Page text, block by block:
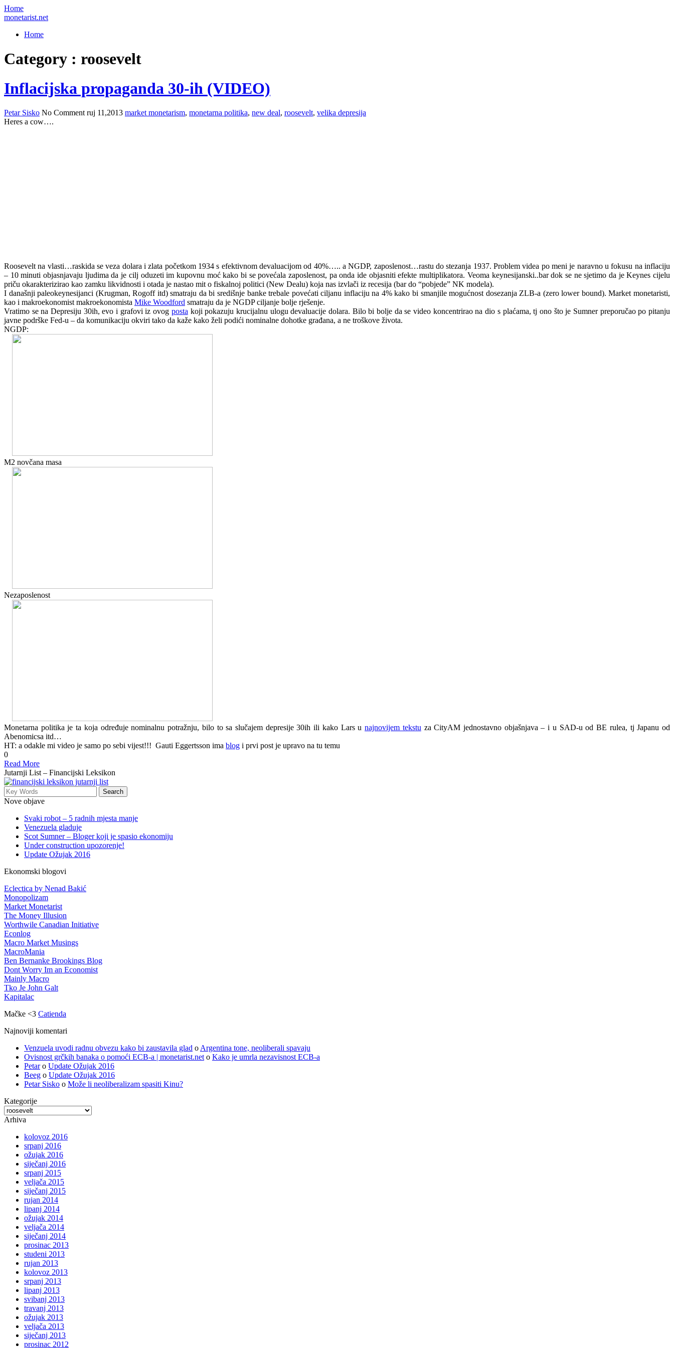
Home
monetarist.net
Home
Category : roosevelt
Inflacijska propaganda 30-ih (VIDEO)
Petar Sisko No Comment ruj 11,2013 market monetarism, monetarna politika, new deal, roosevelt, velika depresija
Heres a cow….
Roosevelt na vlasti…raskida se veza dolara i zlata početkom 1934 s efektivnom devaluacijom od 40%….. a NGDP, zaposlenost…rastu do stezanja 1937. Problem videa po meni je naravno u fokusu na inflaciju
– 10 minuti objasnjavaju ljudima da je cilj oduzeti im kupovnu moć kako bi se povećala zaposlenost, pa onda ide objasniti efekte multiplikatora. Veoma keynesijanski..bar dok se ne sjetimo da je Keynes cijelu
priču okarakterizirao kao zamku likvidnosti i otada je nastao mit o fiskalnoj politici (New Dealu) koja nas izvlači iz recesija (bar do “pobjede” NK modela).
I današnji paleokeynesijanci (Krugman, Rogoff itd) smatraju da bi središnje banke trebale povećati ciljanu inflaciju na 4% kako bi smanjile mogućnost dosezanja ZLB-a (zero lower bound). Market monetaristi,
kao i makroekonomist makroekonomista Mike Woodford smatraju da je NGDP ciljanje bolje rješenje.
Vratimo se na Depresiju 30ih, evo i grafovi iz ovog posta koji pokazuju krucijalnu ulogu devaluacije dolara. Bilo bi bolje da se video koncentrirao na dio s plaćama, tj ono što je Sumner preporučao po pitanju
javne podrške Fed-u – da komunikaciju okviri tako da kaže kako želi podići nominalne dohotke građana, a ne troškove života.
NGDP:
M2 novčana masa
Nezaposlenost
Monetarna politika je ta koja određuje nominalnu potražnju, bilo to sa slučajem depresije 30ih ili kako Lars unajnovijem tekstu za CityAM jednostavno objašnjava – i u SAD-u od BE rulea, tj Japanu od
Abenomicsa itd…
HT: a odakle mi video je samo po sebi vijest!!! Gauti Eggertsson ima blog i prvi post je upravo na tu temu
0
Read More
Jutarnji List – Financijski Leksikon
Nove objave
Svaki robot – 5 radnih mjesta manje
Venezuela gladuje
Scot Sumner – Bloger koji je spasio ekonomiju
Under construction upozorenje!
Update Ožujak 2016
Ekonomski blogovi
Eclectica by Nenad Bakić
Monopolizam
Market Monetarist
The Money Illusion
Worthwile Canadian Initiative
Econlog
Macro Market Musings
MacroMania
Ben Bernanke Brookings Blog
Dont Worry Im an Economist
Mainly Macro
Tko Je John Galt
Kapitalac
Mačke <3 Catienda
Najnoviji komentari
Venzuela uvodi radnu obvezu kako bi zaustavila glad o Argentina tone, neoliberali spavaju
Ovisnost grčkih banaka o pomoći ECB-a | monetarist.net o Kako je umrla nezavisnost ECB-a
Petaro Update Ožujak 2016
Beeg o Update Ožujak 2016
Petar Sisko o Može li neoliberalizam spasiti Kinu?
Kategorije
Kategorije
Arhiva
kolovoz 2016
srpanj 2016
ožujak 2016
siječanj 2016
srpanj 2015
veljača 2015
siječanj 2015
rujan 2014
lipanj 2014
ožujak 2014
veljača 2014
siječanj 2014
prosinac 2013
studeni 2013
rujan 2013
kolovoz 2013
srpanj 2013
lipanj 2013
svibanj 2013
travanj 2013
ožujak 2013
veljača 2013
siječanj 2013
prosinac 2012